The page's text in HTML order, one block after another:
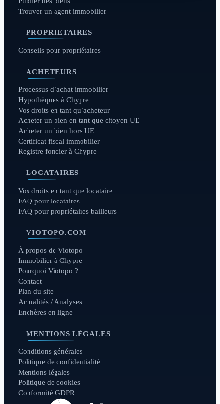
Trouver un agent immobilier
PROPRIÉTAIRES
Conseils pour propriétaires
ACHETEURS
Processus d’achat immobilier
Hypothèques à Chypre
Vos droits en tant qu’acheteur
Acheter un bien en tant que citoyen UE
Acheter un bien hors UE
Certificat fiscal immobilier
Registre foncier à Chypre
LOCATAIRES
Vos droits en tant que locataire
FAQ pour locataires
FAQ pour propriétaires bailleurs
VIOTOPO.COM
À propos de Viotopo
Immobilier à Chypre
Pourquoi Viotopo ?
Contact
Plan du site
Actualités / Analyses
Enchères en ligne
MENTIONS LÉGALES
Conditions générales
Politique de confidentialité
Mentions légales
Politique de cookies
Conformité GDPR